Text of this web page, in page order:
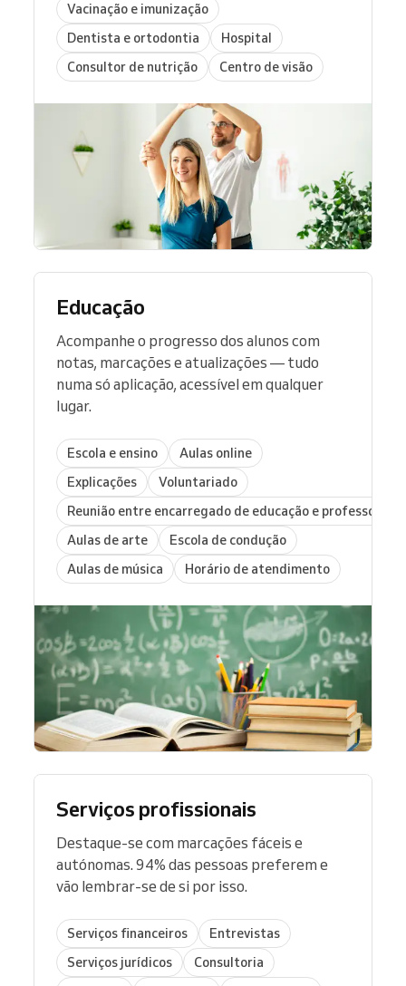
Vacinação e imunização
Dentista e ortodontia
Hospital
Consultor de nutrição
Centro de visão
Educação
Acompanhe o progresso dos alunos com
notas, marcações e atualizações — tudo
numa só aplicação, acessível em qualquer
lugar.
Escola e ensino
Aulas online
Explicações
Voluntariado
Reunião entre encarregado de educação e professor
Aulas de arte
Escola de condução
Aulas de música
Horário de atendimento
Serviços profissionais
Destaque-se com marcações fáceis e
autónomas. 94% das pessoas preferem e
vão lembrar-se de si por isso.
Serviços financeiros
Entrevistas
Serviços jurídicos
Consultoria